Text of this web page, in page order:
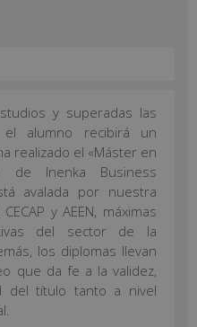
y superadas las
el alumno recibirá un
realizado el «Máster en
de Inenka Business
avalada por nuestra
y AEEN, máximas
del sector de la
los diplomas llevan
que da fe a la validez,
del título tanto a nivel